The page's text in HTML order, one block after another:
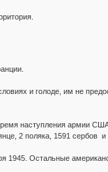
и голоде, им не
наступления армии
2 поляка, 1591 сербов и
1945. Остальные